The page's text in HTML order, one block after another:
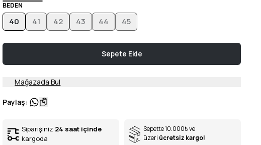
BEDEN
40 41 42 43 44 45
Sepete Ekle
Mağazada Bul
Paylaş:
Siparişiniz 24 saat içinde
kargoda
Sepette 10.000₺ve
üzeri ücretsiz kargo!